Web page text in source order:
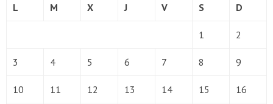
L
M X J V S D
1 2
3 4 5 6 7 8 9
10 11 12 13 14 15 16